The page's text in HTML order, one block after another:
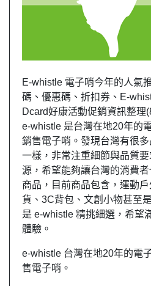
E-whistle 電子哨今年的人氣
碼、優惠碼、折扣券、E-
Dcard好康活動促銷資訊整理
e-whistle 是台灣在地20年的
銷售電子哨。發現台灣有很
一樣，非常注重細節與品質
源，希望能夠讓台灣的消費
商品，目前商品包含，運動
貨、3C背包、文創小物甚至
是 e-whistle 精挑細選，希望
體驗。
e-whistle 台灣在地20年的電
售電子哨。